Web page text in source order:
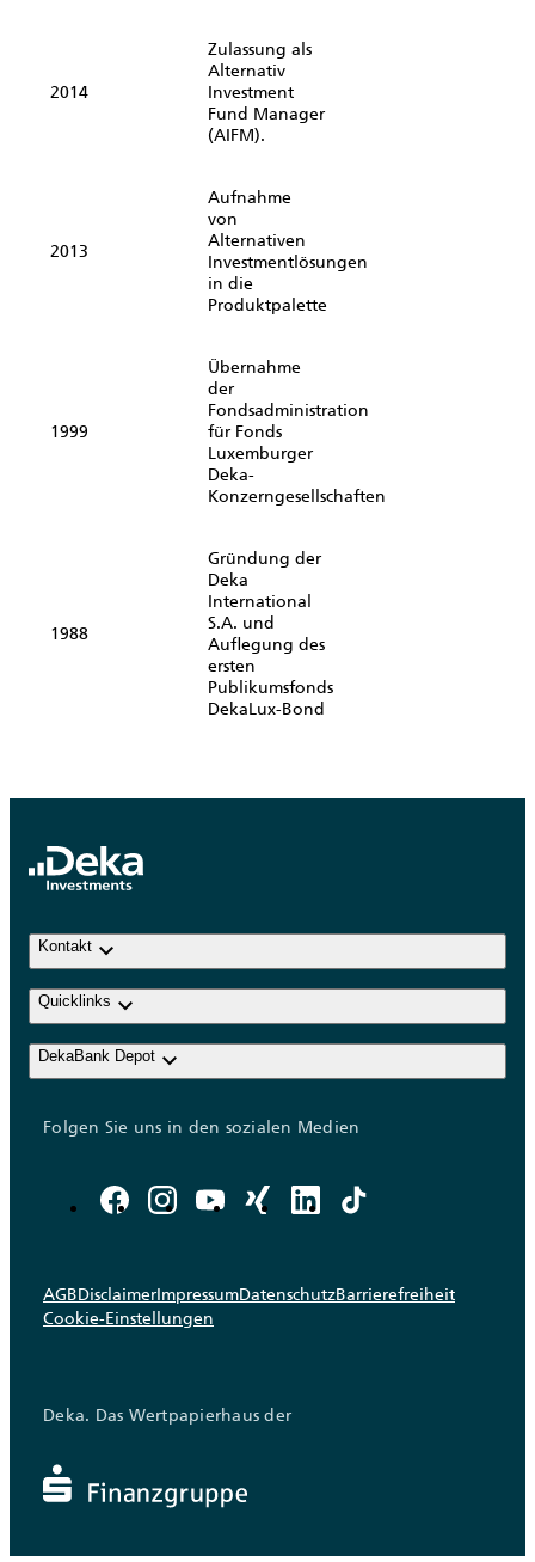
2014
Zulassung als
Alternativ
Investment
Fund Manager
(AIFM).
2013
Aufnahme
von
Alternativen
Investmentlösungen
in die
Produktpalette
1999
Übernahme
der
Fondsadministration
für Fonds
Luxemburger
Deka-
Konzerngesellschaften
1988
Gründung der
Deka
International
S.A. und
Auflegung des
ersten
Publikumsfonds
DekaLux-Bond
Kontakt keyboard_arrow_down
Quicklinks keyboard_arrow_down
DekaBank Depot keyboard_arrow_down
Folgen Sie uns in den sozialen Medien
AGBDisclaimerImpressumDatenschutzBarrierefreiheit
Cookie-Einstellungen
Deka. Das Wertpapierhaus der